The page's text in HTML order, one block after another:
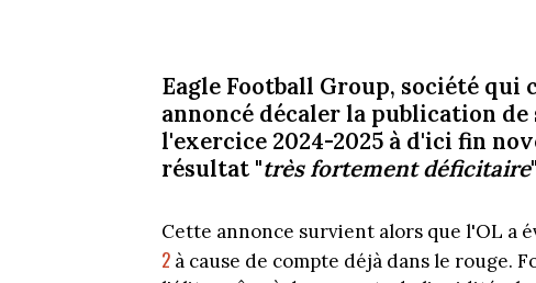
Eagle Football Group, société
annoncé décaler la publication
l'exercice 2024-2025 à d'ici fin
résultat "très fortement déficitaire
Cette annonce survient alors que l'OL a
2 à cause de compte déjà dans le rouge.